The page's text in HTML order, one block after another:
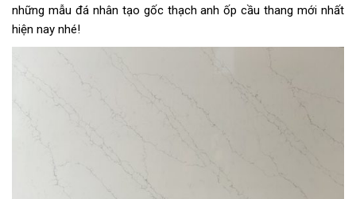
những mẫu đá nhân tạo gốc thạch anh ốp cầu thang mới nhất
hiện nay nhé!